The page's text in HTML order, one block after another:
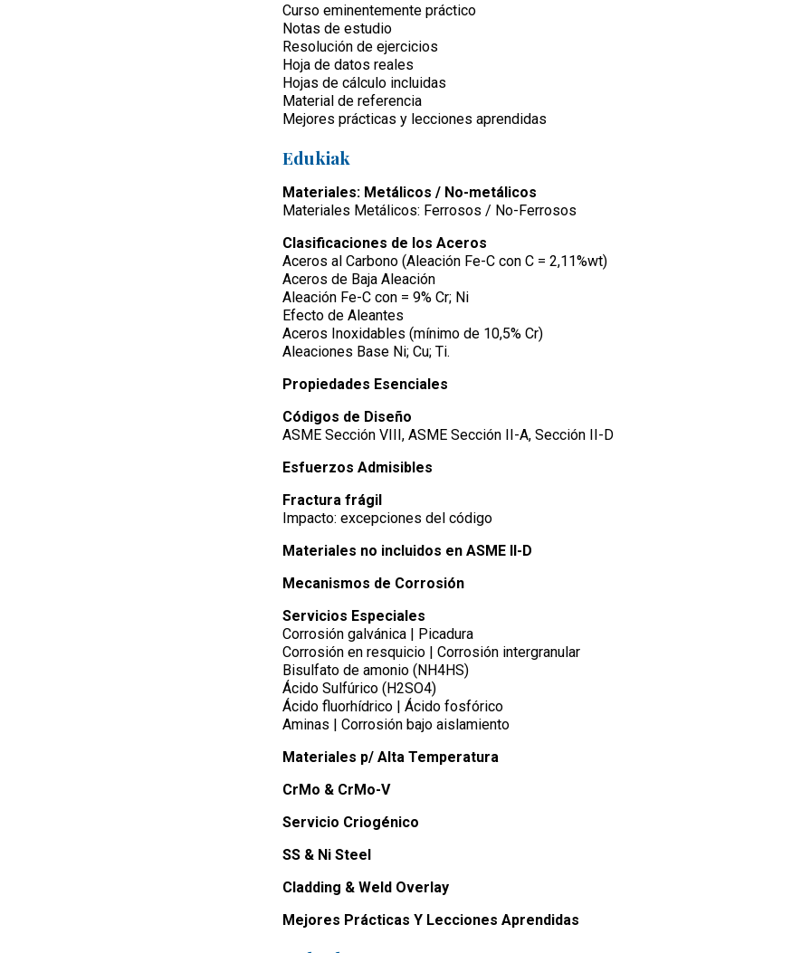
Curso eminentemente práctico
Notas de estudio
Resolución de ejercicios
Hoja de datos reales
Hojas de cálculo incluidas
Material de referencia
Mejores prácticas y lecciones aprendidas
Edukiak
Materiales: Metálicos / No-metálicos
Materiales Metálicos: Ferrosos / No-Ferrosos
Clasificaciones de los Aceros
Aceros al Carbono (Aleación Fe-C con C = 2,11%wt)
Aceros de Baja Aleación
Aleación Fe-C con = 9% Cr; Ni
Efecto de Aleantes
Aceros Inoxidables (mínimo de 10,5% Cr)
Aleaciones Base Ni; Cu; Ti.
Propiedades Esenciales
Códigos de Diseño
ASME Sección VIII, ASME Sección II-A, Sección II-D
Esfuerzos Admisibles
Fractura frágil
Impacto: excepciones del código
Materiales no incluidos en ASME II-D
Mecanismos de Corrosión
Servicios Especiales
Corrosión galvánica | Picadura
Corrosión en resquicio | Corrosión intergranular
Bisulfato de amonio (NH4HS)
Ácido Sulfúrico (H2SO4)
Ácido fluorhídrico | Ácido fosfórico
Aminas | Corrosión bajo aislamiento
Materiales p/ Alta Temperatura
CrMo & CrMo-V
Servicio Criogénico
SS & Ni Steel
Cladding & Weld Overlay
Mejores Prácticas Y Lecciones Aprendidas